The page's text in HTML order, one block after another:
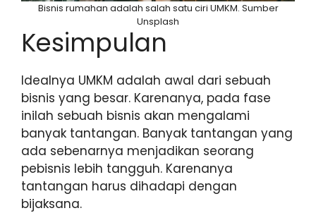
Bisnis rumahan adalah salah satu ciri UMKM. Sumber
Unsplash
Kesimpulan
Idealnya UMKM adalah awal dari sebuah
bisnis yang besar. Karenanya, pada fase
inilah sebuah bisnis akan mengalami
banyak tantangan. Banyak tantangan yang
ada sebenarnya menjadikan seorang
pebisnis lebih tangguh. Karenanya
tantangan harus dihadapi dengan
bijaksana.